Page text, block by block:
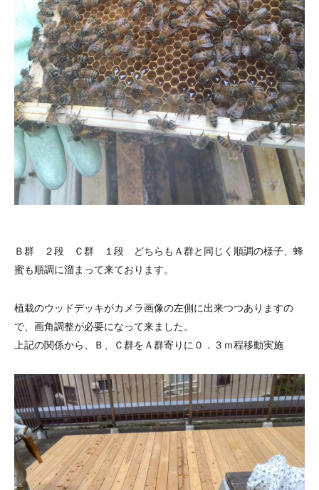
Ｂ群 ２段 Ｃ群 １段 どちらもＡ群と同じく順調の様子、蜂
蜜も順調に溜まって来ております。
植栽のウッドデッキがカメラ画像の左側に出来つつありますの
で、画角調整が必要になって来ました。
上記の関係から、Ｂ、Ｃ群をＡ群寄りに０．３ｍ程移動実施